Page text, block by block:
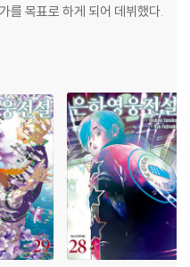
를 목표로 하게 되어 데뷔했다.